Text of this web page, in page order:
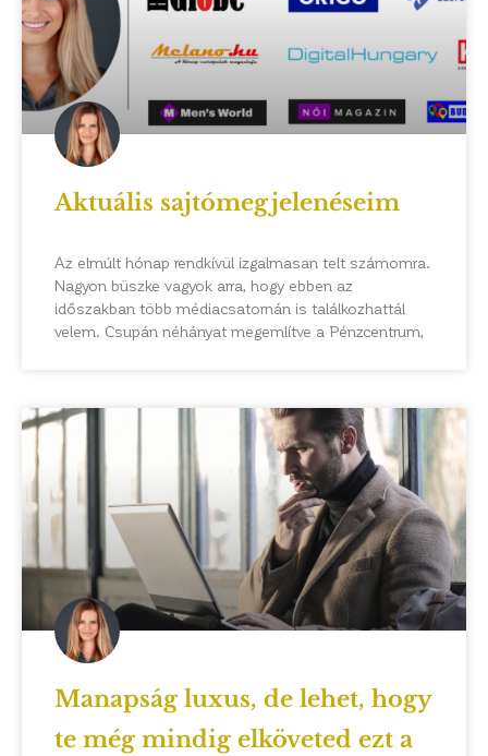
Aktuális sajtómegjelenéseim
Az elmúlt hónap rendkívül izgalmasan telt számomra.
Nagyon büszke vagyok arra, hogy ebben az
időszakban több médiacsatornán is találkozhattál
velem. Csupán néhányat megemlítve a Pénzcentrum,
Manapság luxus, de lehet, hogy
te még mindig elköveted ezt a